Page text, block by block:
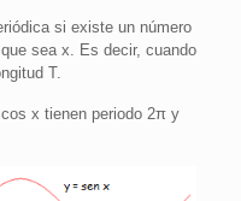
si existe un número
sea x. Es decir, cuando
T.
x tienen periodo 2πy